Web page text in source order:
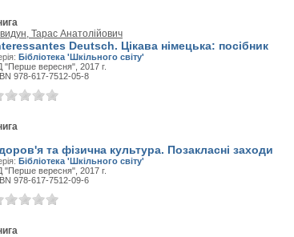
Тарас Анатолійович
Deutsch. Цікава німецька: посібник
Бібліотека 'Шкільного світу'
"Перше вересня", 2017 г.
978-617-7512-05-8
та фізична культура. Позакласні заходи
Бібліотека 'Шкільного світу'
"Перше вересня", 2017 г.
978-617-7512-09-6